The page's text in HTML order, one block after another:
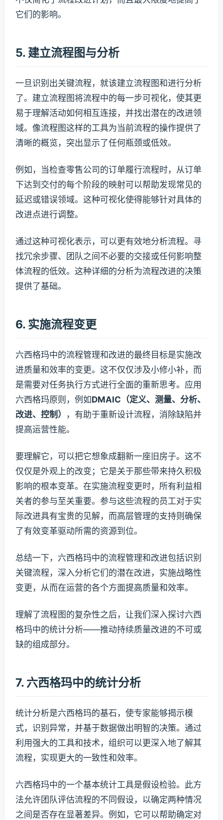
它们的影响。
5. 建立流程图与分析
一旦识别出关键流程，就该建立流程图和进行分析
了。建立流程图将流程中的每一步可视化，使其更
易于理解活动如何相互连接，并找出潜在的改进领
域。像流程图这样的工具为当前流程的操作提供了
清晰的概览，突出显示了任何瓶颈或低效。
例如，当检查零售公司的订单履行流程时，从订单
下达到交付的每个阶段的映射可以帮助发现常见的
延迟或错误领域。这种可视化使得能够针对具体的
改进点进行调整。
通过这种可视化表示，可以更有效地分析流程。寻
找冗余步骤、团队之间不必要的交接或任何影响整
体流程的低效。这种详细的分析为流程改进的决策
提供了基础。
6. 实施流程变更
六西格玛中的流程管理和改进的最终目标是实施改
进质量和效率的变更。这不仅仅涉及小修小补，而
是需要对任务执行方式进行全面的重新思考。应用
六西格玛原则，例如DMAIC（定义、测量、分析、
改进、控制）
，有助于重新设计流程，消除缺陷并
提高运营性能。
要理解它，可以把它想象成翻新一座旧房子。这不
仅仅是外观上的改变；它是关于那些带来持久积极
影响的根本变革。在实施流程变更时，所有利益相
关者的参与至关重要。参与这些流程的员工对于实
际改进具有宝贵的见解，而高层管理的支持则确保
了有效变革驱动所需的资源到位。
总结一下，六西格玛中的流程管理和改进包括识别
关键流程，深入分析它们的潜在改进，实施战略性
变更，从而在运营的各个方面提高质量和效率。
理解了流程图的复杂性之后，让我们深入探讨六西
格玛中的统计分析——推动持续质量改进的不可或
缺的组成部分。
7. 六西格玛中的统计分析
统计分析是六西格玛的基石，使专家能够揭示模
式，识别异常，并基于数据做出明智的决策。通过
利用强大的工具和技术，组织可以更深入地了解其
流程，实现更大的一致性和效率。
六西格玛中的一个基本统计工具是假设检验。此方
法允许团队评估流程的不同假设，以确定两种情况
之间是否存在显著差异。例如，它可以帮助确定对